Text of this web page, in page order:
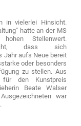
in vielerlei Hinsicht.
hatte an der MS
Stellenwert.
dass sich
Jahr aufs Neue bereit
oder besonders
zu stellen. Aus
den Kunstpreis
Beate Walser
war